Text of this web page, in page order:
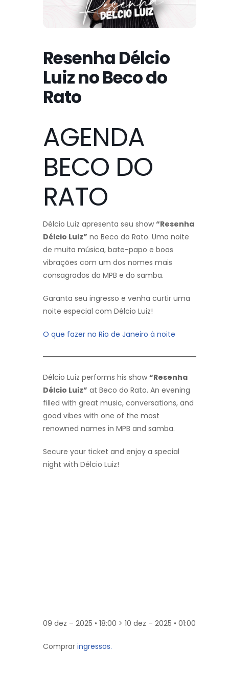
Resenha Délcio
Luiz no Beco do
Rato
AGENDA
BECO DO
RATO
Délcio Luiz apresenta seu show “Resenha
Délcio Luiz” no Beco do Rato. Uma noite
de muita música, bate-papo e boas
vibrações com um dos nomes mais
consagrados da MPB e do samba.
Garanta seu ingresso e venha curtir uma
noite especial com Délcio Luiz!
O que fazer no Rio de Janeiro à noite
Délcio Luiz performs his show “Resenha
Délcio Luiz” at Beco do Rato. An evening
filled with great music, conversations, and
good vibes with one of the most
renowned names in MPB and samba.
Secure your ticket and enjoy a special
night with Délcio Luiz!
09 dez – 2025 • 18:00 > 10 dez – 2025 • 01:00
Comprar ingressos.